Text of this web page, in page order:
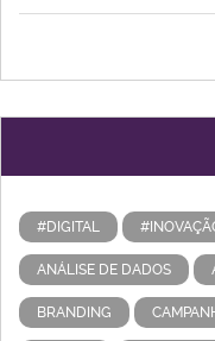
#DIGITAL
ANÁLISE DE DADOS
BRANDING